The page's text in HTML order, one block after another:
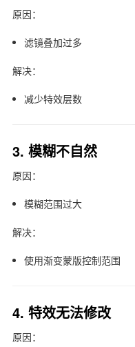
原因：
滤镜叠加过多
解决：
减少特效层数
3. 模糊不自然
原因：
模糊范围过大
解决：
使用渐变蒙版控制范围
4. 特效无法修改
原因：